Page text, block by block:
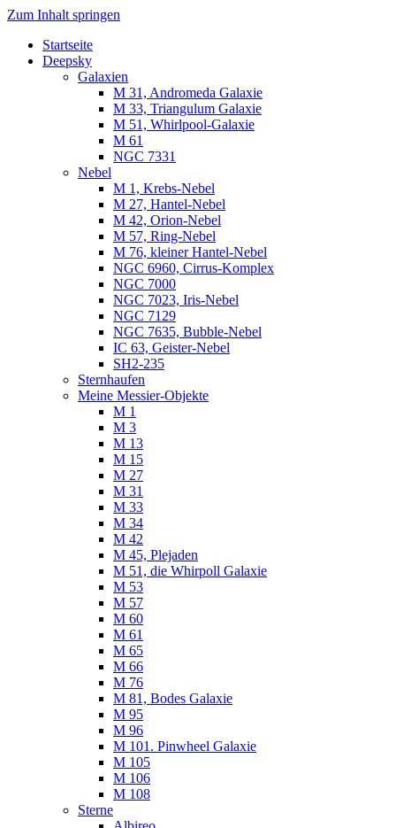
Zum Inhalt springen
Luvima – Astrofotografie
Astrofotografie in Norddeutschland
Startseite
Deepsky
Galaxien
M 31, Andromeda Galaxie
M 33, Triangulum Galaxie
M 51, Whirlpool-Galaxie
M 61
NGC 7331
Nebel
M 1, Krebs-Nebel
M 27, Hantel-Nebel
M 42, Orion-Nebel
M 57, Ring-Nebel
M 76, kleiner Hantel-Nebel
NGC 6960, Cirrus-Komplex
NGC 7000
NGC 7023, Iris-Nebel
NGC 7129
NGC 7635, Bubble-Nebel
IC 63, Geister-Nebel
SH2-235
Sternhaufen
Meine Messier-Objekte
M 1
M 3
M 13
M 15
M 27
M 31
M 33
M 34
M 42
M 45, Plejaden
M 51, die Whirpoll Galaxie
M 53
M 57
M 60
M 61
M 65
M 66
M 76
M 81, Bodes Galaxie
M 95
M 96
M 101. Pinwheel Galaxie
M 105
M 106
M 108
Sterne